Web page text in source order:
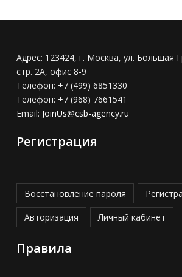
Адрес: 123424, г. Москва, ул. Большая
стр. 2А, офис 8-9
Телефон: +7 (499) 6851330
Телефон: +7 (968) 7661541
Email: JoinUs@csb-agency.ru
Регистрация
Восстановление пароля
Авторизация Личный кабинет
Правила